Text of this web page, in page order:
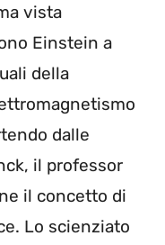
vista
Einstein a
della
dalle
il professor
il concetto di
Lo scienziato